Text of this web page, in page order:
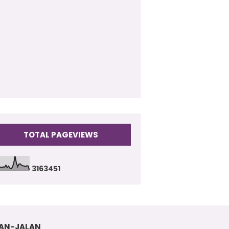
TOTAL PAGEVIEWS
3163451